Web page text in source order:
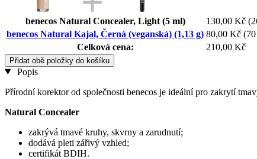
benecos Natural Concealer, Light (5 ml) 130,00 Kč
benecos Natural Kajal, Černá (veganská) (1,13 g) 80,00 Kč
Celková cena:
210,00 Kč
Přidat obě položky do košíku
Popis
Přírodní korektor od společnosti benecos je ideální pro zakrytí
Natural Concealer
zakrývá tmavé kruhy, skvrny a zarudnutí;
dodává pleti zářivý vzhled;
certifikát BDIH.